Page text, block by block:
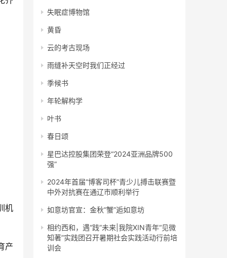
机
产
失眠症博物馆
黄昏
云的考古现场
雨缝补天空时我们正经过
季候书
年轮解构学
叶书
春日颂
星巴达控股集团荣登“2024亚洲品牌500
强”
2024年首届“博客司杯”青少儿搏击联赛暨
中外对抗赛在通辽市顺利举行
如意坊官宣：金秋“蟹”逅如意坊
相约西和，遇“践”未来|我院XIN青年“见微
知著”实践团召开暑期社会实践活动行前培
训会